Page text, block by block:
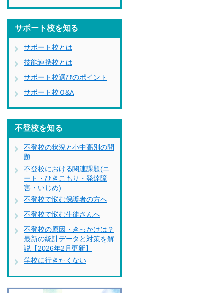
サポート校を知る
サポート校とは
技能連携校とは
サポート校選びのポイント
サポート校Ｑ&A
不登校を知る
不登校の状況と小中高別の問
題
不登校における関連課題(ニ
ート・ひきこもり・発達障
害・いじめ)
不登校で悩む保護者の方へ
不登校で悩む生徒さんへ
不登校の原因・きっかけは？
最新の統計データと対策を解
説【2026年2月更新】
学校に行きたくない